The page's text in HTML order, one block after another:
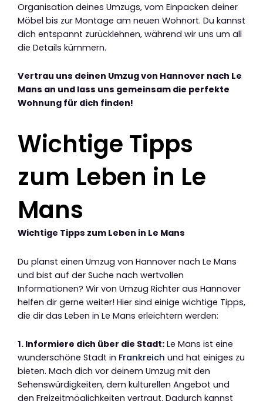
Organisation deines Umzugs, vom Einpacken deiner
Möbel bis zur Montage am neuen Wohnort. Du kannst
dich entspannt zurücklehnen, während wir uns um all
die Details kümmern.
Vertrau uns deinen Umzug von Hannover nach Le
Mans an und lass uns gemeinsam die perfekte
Wohnung für dich finden!
Wichtige Tipps
zum Leben in Le
Mans
Wichtige Tipps zum Leben in Le Mans
Du planst einen Umzug von Hannover nach Le Mans
und bist auf der Suche nach wertvollen
Informationen? Wir von Umzug Richter aus Hannover
helfen dir gerne weiter! Hier sind einige wichtige Tipps,
die dir das Leben in Le Mans erleichtern werden:
1. Informiere dich über die Stadt: Le Mans ist eine
wunderschöne Stadt in Frankreich und hat einiges zu
bieten. Mach dich vor deinem Umzug mit den
Sehenswürdigkeiten, dem kulturellen Angebot und
den Freizeitmöglichkeiten vertraut. Dadurch kannst